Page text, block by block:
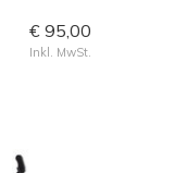
€ 95,00
Inkl. MwSt.